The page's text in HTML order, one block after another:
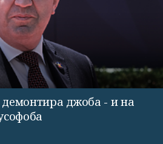
джоба - и на